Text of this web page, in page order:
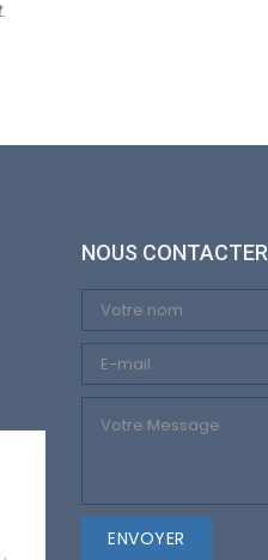
NOUS CONTACTER